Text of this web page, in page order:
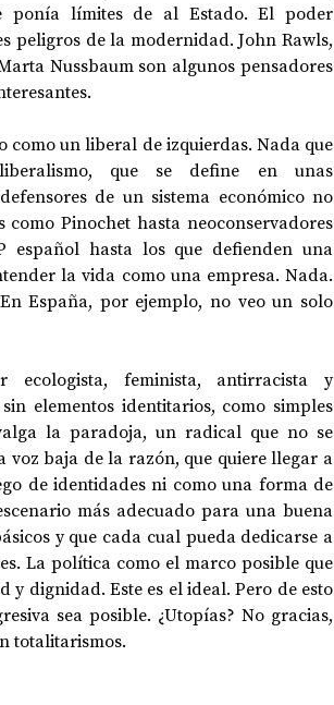
ponía límites de al Estado. El poder
peligros de la modernidad. John Rawls,
Nussbaum son algunos pensadores
como un liberal de izquierdas. Nada que
que se define en unas
de un sistema económico no
Pinochet hasta neoconservadores
español hasta los que defienden una
la vida como una empresa. Nada.
España, por ejemplo, no veo un solo
ecologista, feminista, antirracista y
elementos identitarios, como simples
la paradoja, un radical que no se
baja de la razón, que quiere llegar a
de identidades ni como una forma de
más adecuado para una buena
y que cada cual pueda dedicarse a
La política como el marco posible que
dignidad. Este es el ideal. Pero de esto
sea posible. ¿Utopías? No gracias,
totalitarismos.